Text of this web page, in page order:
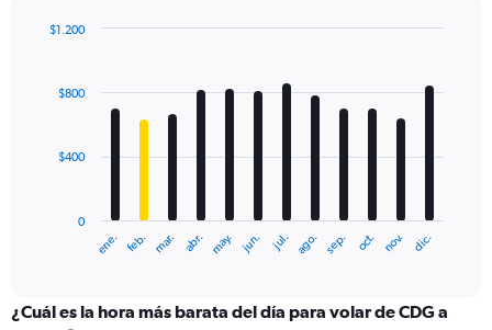
values.
with
The
categories.
ene. feb. mar. abr. may. jun. jul. ago. sep. oct. nov. dic.
0
$400
$800
$1.200
¿Cuál es la hora más barata del día para volar de CDG a